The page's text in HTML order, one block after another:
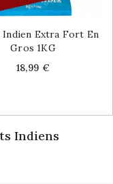
Indien Extra Fort En
Gros 1KG
Price
18,99 €
Indiens